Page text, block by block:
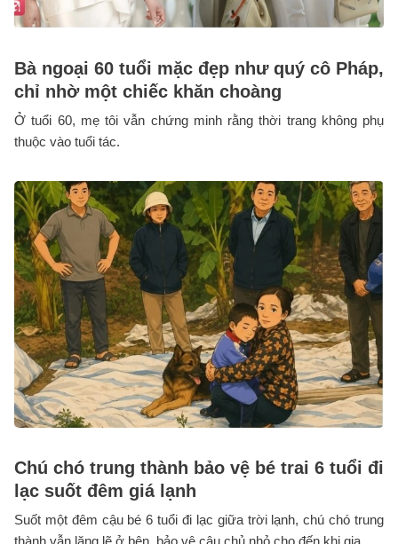
Bà ngoại 60 tuổi mặc đẹp như quý cô Pháp,
chỉ nhờ một chiếc khăn choàng
Ở tuổi 60, mẹ tôi vẫn chứng minh rằng thời trang không phụ
thuộc vào tuổi tác.
Chú chó trung thành bảo vệ bé trai 6 tuổi đi
lạc suốt đêm giá lạnh
Suốt một đêm cậu bé 6 tuổi đi lạc giữa trời lạnh, chú chó trung
thành vẫn lặng lẽ ở bên, bảo vệ cậu chủ nhỏ cho đến khi gia ...